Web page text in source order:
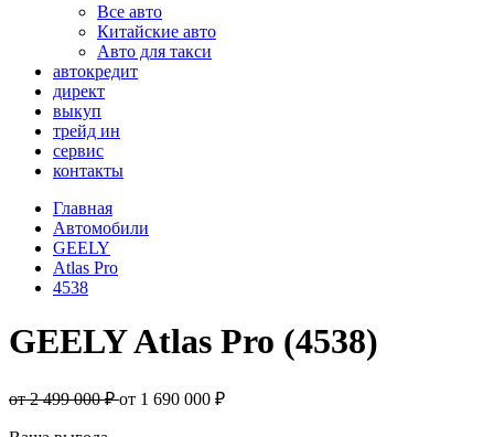
Все авто
Китайские авто
Авто для такси
автокредит
директ
выкуп
трейд ин
сервис
контакты
Главная
Автомобили
GEELY
Atlas Pro
4538
GEELY Atlas Pro (4538)
от 2 499 000 ₽от 1 690 000 ₽